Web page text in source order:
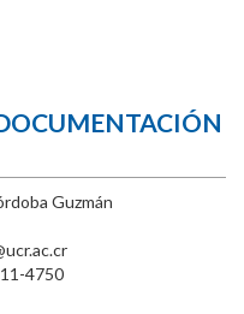
Guzmán
4750